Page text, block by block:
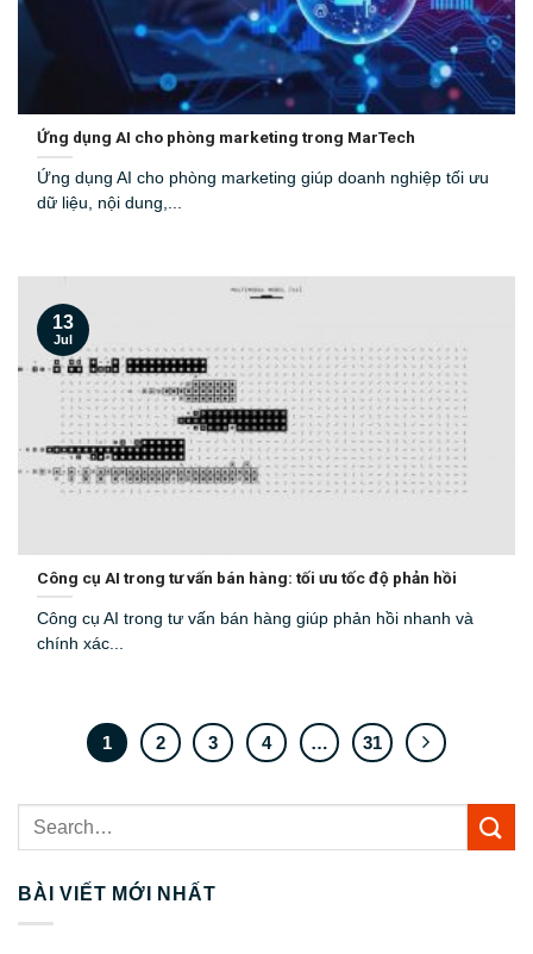
BÀI VIẾT MỚI NHẤT
Ứng dụng AI cho phòng marketing trong MarTech
Ứng dụng AI cho phòng marketing giúp doanh nghiệp tối ưu
dữ liệu, nội dung,...
Công cụ AI trong tư vấn bán hàng: tối ưu tốc độ phản hồi
Công cụ AI trong tư vấn bán hàng giúp phản hồi nhanh và
chính xác...
13
Jul
1 2 3 4 … 31